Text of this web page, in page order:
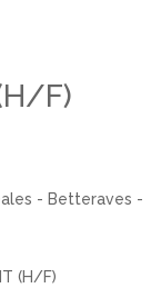
F)
- Betteraves -
(H/F)